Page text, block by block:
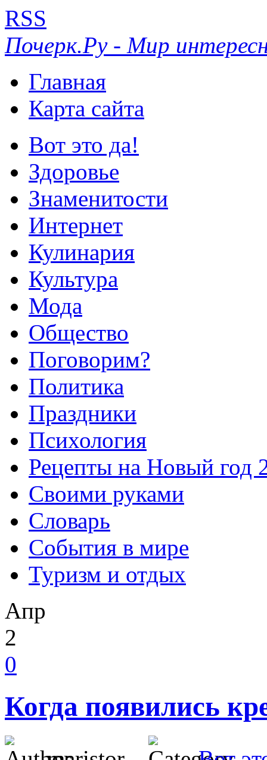
RSS
Почерк.Ру - Мир
Главная
Карта сайта
Вот это да!
Здоровье
Знаменитости
Интернет
Кулинария
Культура
Мода
Общество
Поговорим?
Политика
Праздники
Психология
Рецепты на Новый год
Своими руками
Словарь
События в мире
Туризм и отдых
Апр
2
0
Когда появились